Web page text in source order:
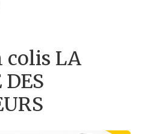
colis LA